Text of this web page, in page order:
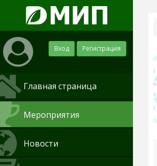
Вход Регистрация
Главная страница
Мероприятия
Новости